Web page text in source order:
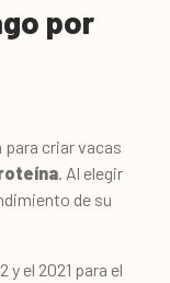
por
para criar vacas
. Al elegir
de su
el 2021 para el